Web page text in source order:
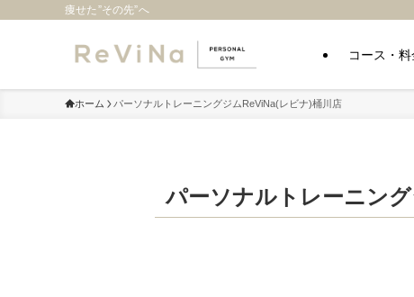
痩せた”その先”へ
コース・
ホーム パーソナルトレーニングジムReViNa(レビナ)桶川店
パーソナルトレーニン